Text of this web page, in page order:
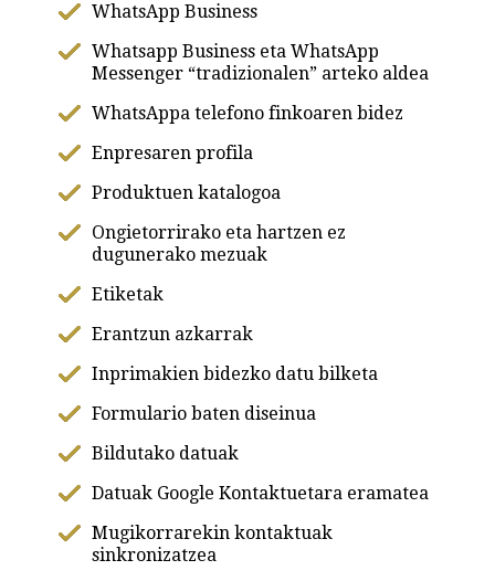
WhatsApp Business
Whatsapp Business eta WhatsApp
Messenger “tradizionalen” arteko aldea
WhatsAppa telefono finkoaren bidez
Enpresaren profila
Produktuen katalogoa
Ongietorrirako eta hartzen ez
dugunerako mezuak
Etiketak
Erantzun azkarrak
Inprimakien bidezko datu bilketa
Formulario baten diseinua
Bildutako datuak
Datuak Google Kontaktuetara eramatea
Mugikorrarekin kontaktuak
sinkronizatzea